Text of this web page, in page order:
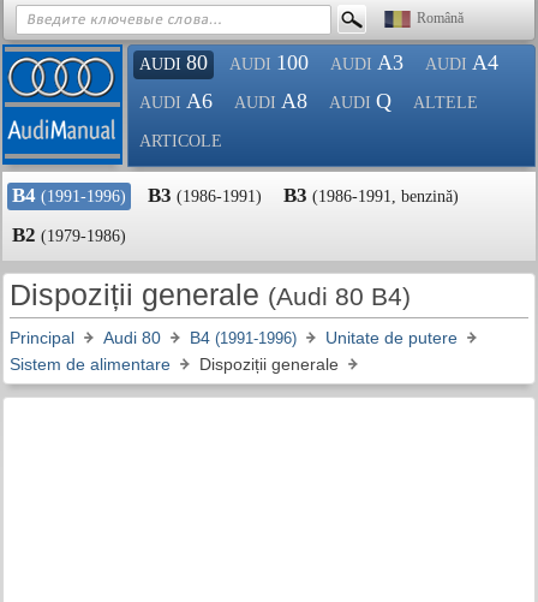
Română
AUDI 80 AUDI 100 AUDI A3 AUDI A4
AUDI A6 AUDI A8 AUDI Q ALTELE
ARTICOLE
B4 (1991-1996) B3 (1986-1991) B3 (1986-1991, benzină)
B2 (1979-1986)
Dispoziții generale (Audi 80 B4)
Principal Audi 80 B4 (1991-1996)
Unitate de putere
Sistem de alimentare
Dispoziții generale